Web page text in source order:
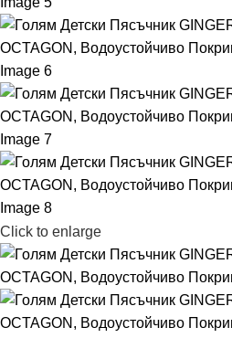
Click to enlarge